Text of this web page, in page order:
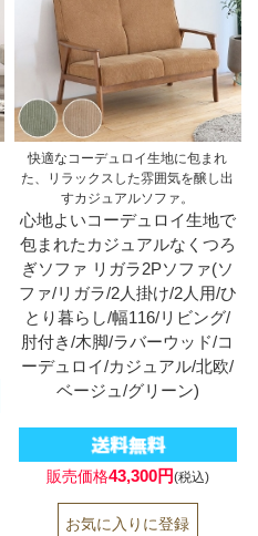
快適なコーデュロイ生地に包まれ
た、リラックスした雰囲気を醸し出
すカジュアルソファ。
心地よいコーデュロイ生地で
包まれたカジュアルなくつろ
ぎソファ リガラ2Pソファ(ソ
ファ/リガラ/2人掛け/2人用/ひ
とり暮らし/幅116/リビング/
肘付き/木脚/ラバーウッド/コ
ーデュロイ/カジュアル/北欧/
ベージュ/グリーン)
販売価格43,300円(税込)